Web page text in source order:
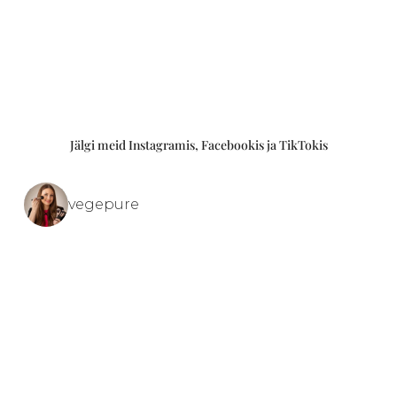
Jälgi meid Instagramis, Facebookis ja TikTokis
vegepure